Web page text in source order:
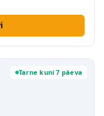
Tarne kuni 7 päeva